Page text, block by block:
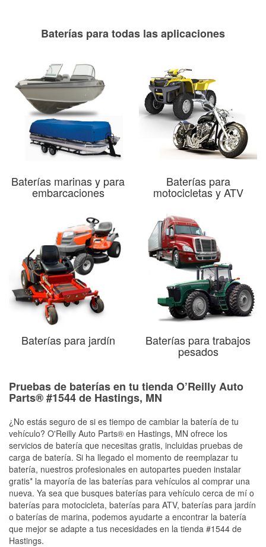
Baterías para todas las aplicaciones
Baterías marinas y para
embarcaciones
Baterías para
motocicletas y ATV
Baterías para jardín Baterías para trabajos
pesados
Pruebas de baterías en tu tienda O’Reilly Auto
Parts® #1544 de Hastings, MN
¿No estás seguro de si es tiempo de cambiar la batería de tu
vehículo? O'Reilly Auto Parts® en Hastings, MN ofrece los
servicios de batería que necesitas gratis, incluidas pruebas de
carga de batería. Si ha llegado el momento de reemplazar tu
batería, nuestros profesionales en autopartes pueden instalar
gratis* la mayoría de las baterías para vehículos al comprar una
nueva. Ya sea que busques baterías para vehículo cerca de mí o
baterías para motocicleta, baterías para ATV, baterías para jardín
o baterías de marina, podemos ayudarte a encontrar la batería
que mejor se adapte a tus necesidades en la tienda #1544 de
Hastings.